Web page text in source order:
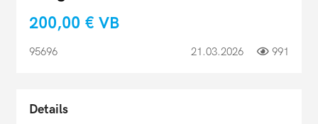
200,00 € VB
95696 21.03.2026 991
Details